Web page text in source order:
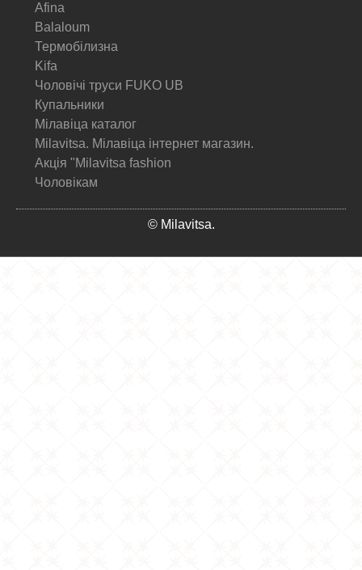
Afina
Balaloum
Термобілизна
Kifa
Чоловічі труси FUKO UB
Купальники
Мілавіца каталог
Milavitsa. Мілавіца інтернет магазин.
Акція "Milavitsa fashion
Чоловікам
© Milavitsa.